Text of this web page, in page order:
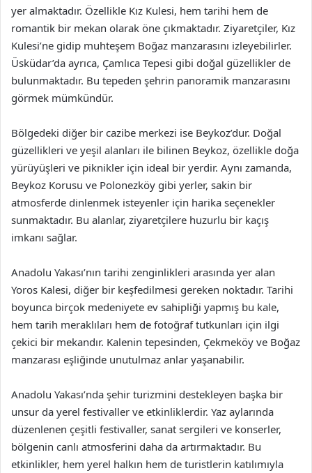
yer almaktadır. Özellikle Kız Kulesi, hem tarihi hem de
romantik bir mekan olarak öne çıkmaktadır. Ziyaretçiler, Kız
Kulesi’ne gidip muhteşem Boğaz manzarasını izleyebilirler.
Üsküdar’da ayrıca, Çamlıca Tepesi gibi doğal güzellikler de
bulunmaktadır. Bu tepeden şehrin panoramik manzarasını
görmek mümkündür.
Bölgedeki diğer bir cazibe merkezi ise Beykoz’dur. Doğal
güzellikleri ve yeşil alanları ile bilinen Beykoz, özellikle doğa
yürüyüşleri ve piknikler için ideal bir yerdir. Aynı zamanda,
Beykoz Korusu ve Polonezköy gibi yerler, sakin bir
atmosferde dinlenmek isteyenler için harika seçenekler
sunmaktadır. Bu alanlar, ziyaretçilere huzurlu bir kaçış
imkanı sağlar.
Anadolu Yakası’nın tarihi zenginlikleri arasında yer alan
Yoros Kalesi, diğer bir keşfedilmesi gereken noktadır. Tarihi
boyunca birçok medeniyete ev sahipliği yapmış bu kale,
hem tarih meraklıları hem de fotoğraf tutkunları için ilgi
çekici bir mekandır. Kalenin tepesinden, Çekmeköy ve Boğaz
manzarası eşliğinde unutulmaz anlar yaşanabilir.
Anadolu Yakası’nda şehir turizmini destekleyen başka bir
unsur da yerel festivaller ve etkinliklerdir. Yaz aylarında
düzenlenen çeşitli festivaller, sanat sergileri ve konserler,
bölgenin canlı atmosferini daha da artırmaktadır. Bu
etkinlikler, hem yerel halkın hem de turistlerin katılımıyla